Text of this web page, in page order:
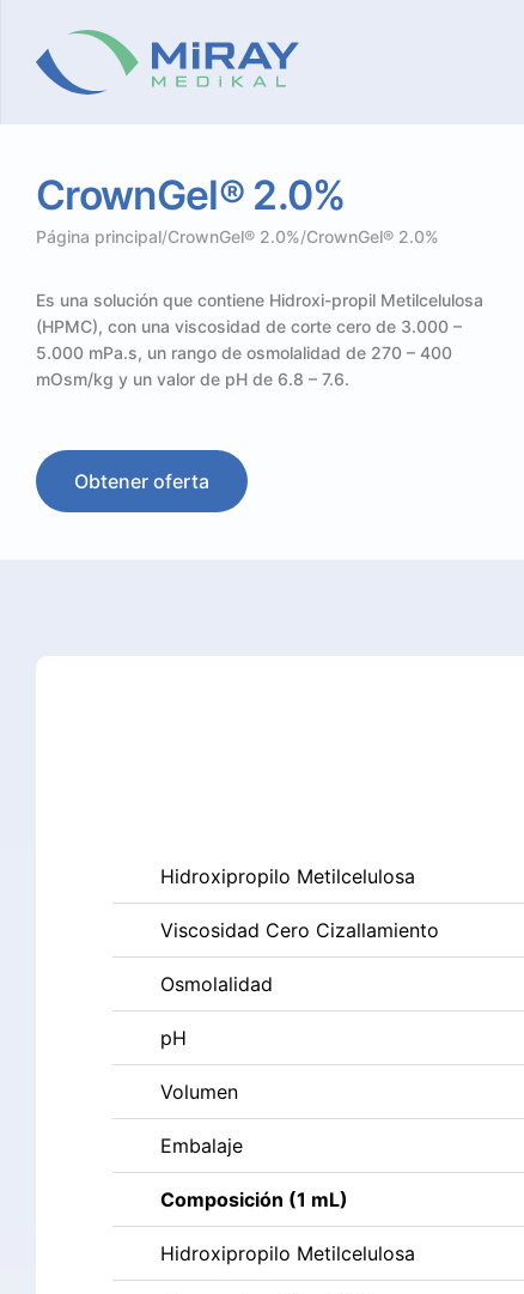
CrownGel® 2.0%
Página principal/CrownGel® 2.0%/CrownGel® 2.0%
Es una solución que contiene Hidroxi-propil Metilcelulosa
(HPMC), con una viscosidad de corte cero de 3.000 –
5.000 mPa.s, un rango de osmolalidad de 270 – 400
mOsm/kg y un valor de pH de 6.8 – 7.6.
Obtener oferta
Hidroxipropilo Metilcelulosa
Viscosidad Cero Cizallamiento
Osmolalidad
pH
Volumen
Embalaje
Composición (1 mL)
Hidroxipropilo Metilcelulosa